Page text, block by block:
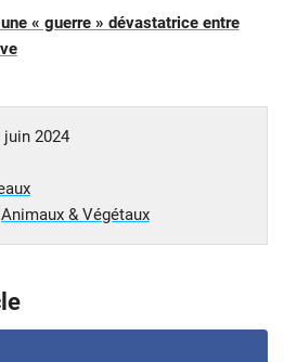
une « guerre » dévastatrice entre
juin 2024
Animaux & Végétaux